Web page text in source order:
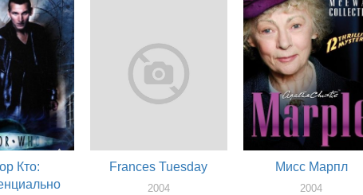
Кто:
Frances Tuesday
2004
Мисс Марпл
2004